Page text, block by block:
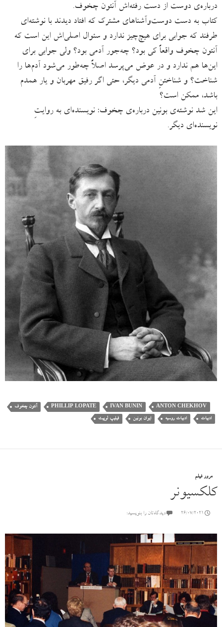
درباره‌ی دوست از دست رفته‌اش آنتون چخوف.
کتاب به دست دوست‌وآشناهای مشترک که افتاد دیدند با نوشته‌ای
طرفند که جوابی برای هیچ‌چیز ندارد و سئوال اصلی‌اش این است که
آنتون چخوف واقعاً کی بود؟ چه‌جور آدمی بود؟ ولی جوابی برای
این‌ها هم ندارد و در عوض می‌پرسد اصلاً چه‌طور می‌شود آدم‌ها را
شناخت؟ و شناختنِ آدمی دیگر، حتی اگر رفیق مهربان و یار همدم
باشد، ممکن است؟
این شد نوشته‌‌ی بونین درباره‌ی چخوف: نویسنده‌ای به روایتِ
نویسنده‌ای دیگر.
ANTON CHEKHOV
IVAN BUNIN
PHILLIP LOPATE آنتون چخوف
ادبیات ادبیات روسیه ایوان بونین فیلیپ لوپیت
مرور فیلم
کلکسیونر
26/07/2021 دیدگاه‌تان را بنویسید: